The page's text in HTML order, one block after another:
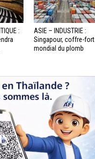
:
ASIE – INDUSTRIE :
Singapour, coffre-fort
mondial du plomb